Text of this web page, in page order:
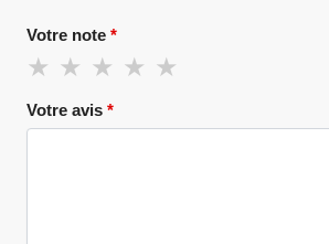
Votre note *
Votre avis *